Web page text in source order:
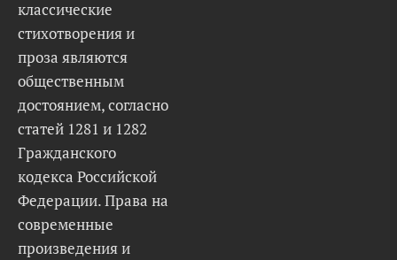
классические
стихотворения и
проза являются
общественным
достоянием, согласно
статей 1281 и 1282
Гражданского
кодекса Российской
Федерации. Права на
современные
произведения и